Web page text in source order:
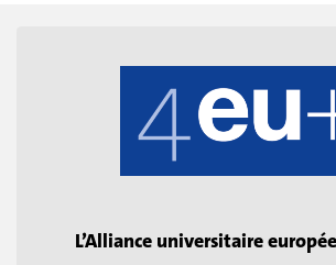
L’Alliance universitaire